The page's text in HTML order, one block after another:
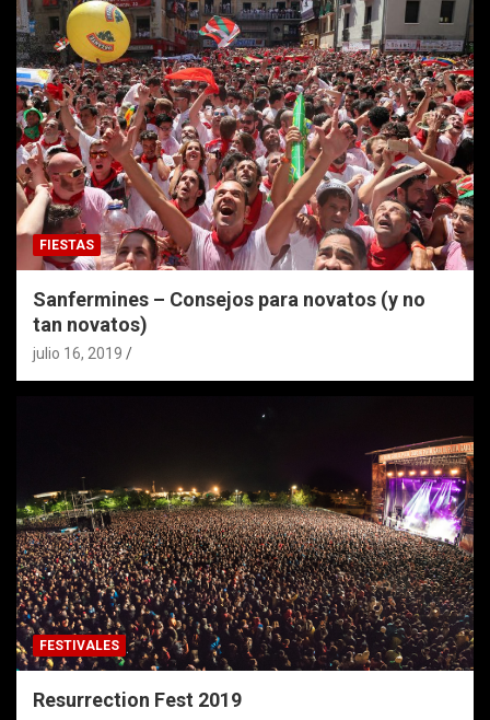
FIESTAS
Sanfermines – Consejos para novatos (y no
tan novatos)
julio 16, 2019
FESTIVALES
Resurrection Fest 2019